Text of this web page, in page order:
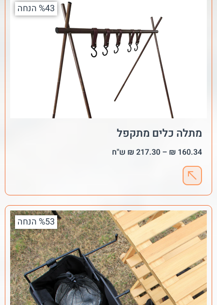
%43 הנחה
מתלה כלים מתקפל
160.34
₪
–
217.30
₪ ש"ח
%53 הנחה